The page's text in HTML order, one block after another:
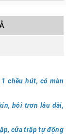
chều hút, có màn
bôi trơn lâu dài,
cửa trập tự động